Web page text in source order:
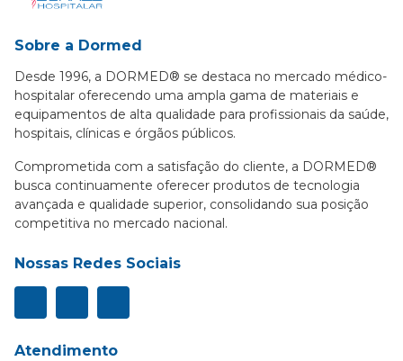
Sobre a Dormed
Desde 1996, a DORMED® se destaca no mercado médico-
hospitalar oferecendo uma ampla gama de materiais e
equipamentos de alta qualidade para profissionais da saúde,
hospitais, clínicas e órgãos públicos.
Comprometida com a satisfação do cliente, a DORMED®
busca continuamente oferecer produtos de tecnologia
avançada e qualidade superior, consolidando sua posição
competitiva no mercado nacional.
Nossas Redes Sociais
Atendimento